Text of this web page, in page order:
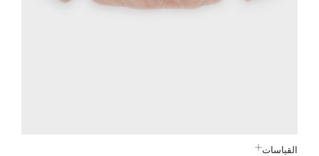
القياسات